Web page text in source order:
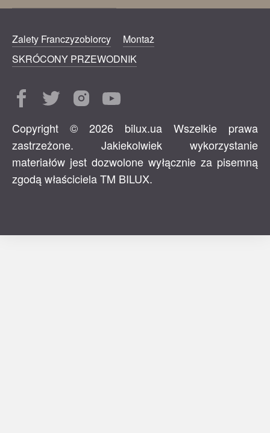
Zalety Franczyzobiorcy
Montaż
SKRÓCONY PRZEWODNIK
Copyright © 2026 bilux.ua Wszelkie prawa
zastrzeżone. Jakiekolwiek wykorzystanie
materiałów jest dozwolone wyłącznie za pisemną
zgodą właściciela TM BILUX.